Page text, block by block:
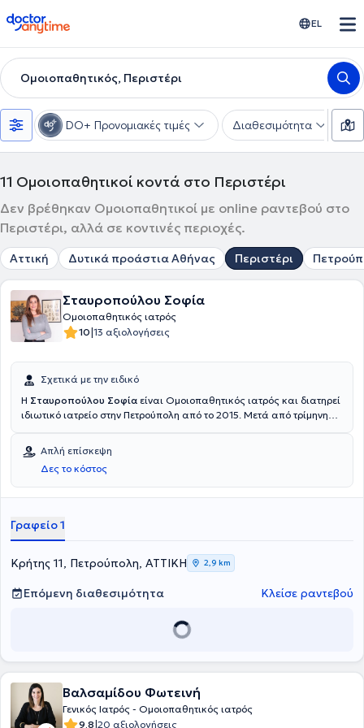
doctoranytime EL
Ομοιοπαθητικός, Περιστέρι
DO+ Προνομιακές τιμές Διαθεσιμότητα
11 Ομοιοπαθητικοί κοντά στο Περιστέρι
Δεν βρέθηκαν Ομοιοπαθητικοί με online ραντεβού στο
Περιστέρι, αλλά σε κοντινές περιοχές.
Αττική Δυτικά προάστια Αθήνας Περιστέρι
Σταυροπούλου Σοφία
Ομοιοπαθητικός ιατρός
10|13 αξιολογήσεις
Σχετικά με την ειδικό
Η Σταυροπούλου Σοφία είναι Ομοιοπαθητικός ιατρός και διατηρεί
ιδιωτικό ιατρείο στην Πετρούπολη από το 2015. Μετά από τρίμηνη
το Γενικού Νοσοκομείου Κομοτηνής, υπηρέτησε ως αγροτικός ιατρός
στο κέντρο υγείας Σαπών, περιφερειακά ιατρεία Γρατινής και
Οργάνης. Έχει ειδικευθεί για δύο έτη στην Παθολογία στο Γενικό
Νοσοκομείο Κωνσταντοπούλειο, Νέας Ιωνίας και για τέσσερα έτη
Κοργιαλένειο - Μπενάκειο Ελληνικός Ερυθρός Σταυρός.
Ολοκλήρωσε επιτυχώς τον κύκλο σπουδών και έλαβε το δίπλωμα
ακολούθως το μεταπτυχιακό επιμορφωτικό πρόγραμμα.
Απλή επίσκεψη
Δες το κόστος
Γραφείο 1
Κρήτης 11, Πετρούπολη, ΑΤΤΙΚΗ 2,9 km
Επόμενη διαθεσιμότητα Κλείσε ραντεβού
Βαλσαμίδου Φωτεινή
Γενικός Ιατρός - Ομοιοπαθητικός ιατρός
9.8|20 αξιολογήσεις